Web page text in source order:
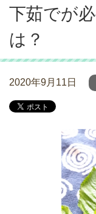
下茹でが
は？
2020年9月11日